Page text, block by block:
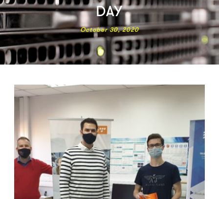
DAY
October 30, 2020